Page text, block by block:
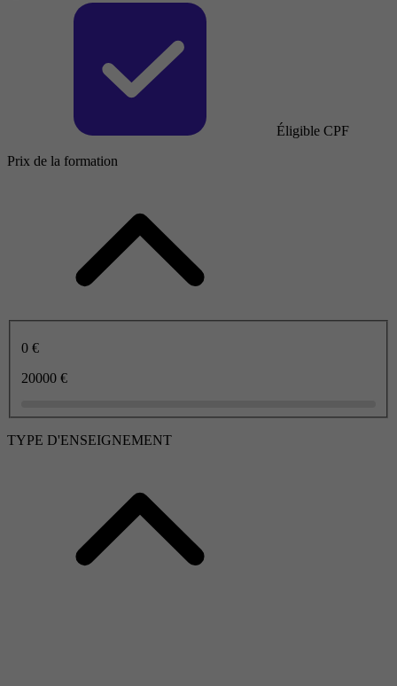
Éligible CPF
Prix de la formation
0 €
20000 €
TYPE D'ENSEIGNEMENT